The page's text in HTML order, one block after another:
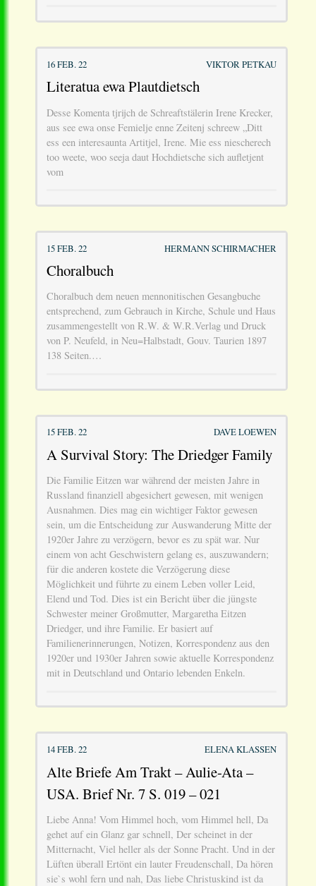
16 FEB. 22 VIKTOR PETKAU
Literatua ewa Plautdietsch
Desse Komenta tjrijch de Schreaftstälerin Irene Krecker,
aus see ewa onse Femielje enne Zeitenj schreew „Ditt
ess een interesaunta Artitjel, Irene. Mie ess niescherech
too weete, woo seeja daut Hochdietsche sich aufletjent
vom
15 FEB. 22 HERMANN SCHIRMACHER
Choralbuch
Choralbuch dem neuen mennonitischen Gesangbuche
entsprechend, zum Gebrauch in Kirche, Schule und Haus
zusammengestellt von R.W. & W.R.Verlag und Druck
von P. Neufeld, in Neu=Halbstadt, Gouv. Taurien 1897
138 Seiten.…
15 FEB. 22 DAVE LOEWEN
A Survival Story: The Driedger Family
Die Familie Eitzen war während der meisten Jahre in
Russland finanziell abgesichert gewesen, mit wenigen
Ausnahmen. Dies mag ein wichtiger Faktor gewesen
sein, um die Entscheidung zur Auswanderung Mitte der
1920er Jahre zu verzögern, bevor es zu spät war. Nur
einem von acht Geschwistern gelang es, auszuwandern;
für die anderen kostete die Verzögerung diese
Möglichkeit und führte zu einem Leben voller Leid,
Elend und Tod. Dies ist ein Bericht über die jüngste
Schwester meiner Großmutter, Margaretha Eitzen
Driedger, und ihre Familie. Er basiert auf
Familienerinnerungen, Notizen, Korrespondenz aus den
1920er und 1930er Jahren sowie aktuelle Korrespondenz
mit in Deutschland und Ontario lebenden Enkeln.
14 FEB. 22 ELENA KLASSEN
Alte Briefe Am Trakt – Aulie-Ata –
USA. Brief Nr. 7 S. 019 – 021
Liebe Anna! Vom Himmel hoch, vom Himmel hell, Da
gehet auf ein Glanz gar schnell, Der scheinet in der
Mitternacht, Viel heller als der Sonne Pracht. Und in der
Lüften überall Ertönt ein lauter Freudenschall, Da hören
sie`s wohl fern und nah, Das liebe Christuskind ist da